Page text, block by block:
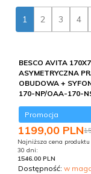
Poznaj nasze
innych!
1 2 3 4
BESCO AVITA
ASYMETRYCZNA
OBUDOWA +
170-NP/OAA-170-
Promocja
1199,00 PLN
Najniższa cena
30 dni:
1546.00 PLN
Dostępność: w